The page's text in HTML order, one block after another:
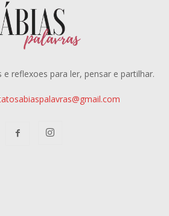
e reflexoes para ler, pensar e partilhar.